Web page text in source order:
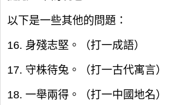
以下是一些其他的問題：
16. 身殘志堅。（打一成語）
17. 守株待兔。（打一古代寓言）
18. 一舉兩得。（打一中國地名）